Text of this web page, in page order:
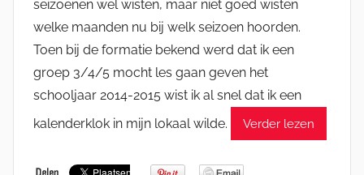
seizoenen wel wisten, maar niet goed wisten
welke maanden nu bij welk seizoen hoorden.
Toen bij de formatie bekend werd dat ik een
groep 3/4/5 mocht les gaan geven het
schooljaar 2014-2015 wist ik al snel dat ik een
kalenderklok in mijn lokaal wilde.
Verder lezen